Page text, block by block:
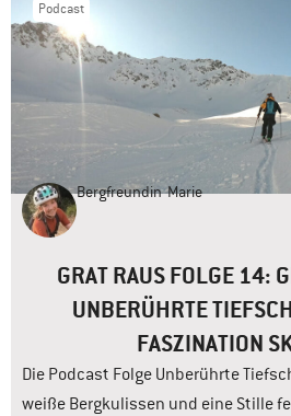
Podcast
Bergfreundin Marie
GRAT RAUS FOLGE 14:
UNBERÜHRTE
FASZINATION
Die Podcast Folge Unberührte
weiße Bergkulissen und eine Stille